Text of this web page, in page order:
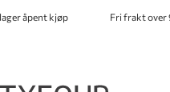
åpent kjøp Fri frakt over